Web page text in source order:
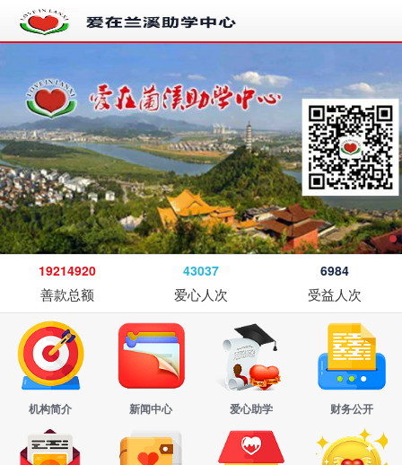
19214920
善款总额
43037
爱心人次
6984
受益人次
机构简介 新闻中心 爱心助学 财务公开